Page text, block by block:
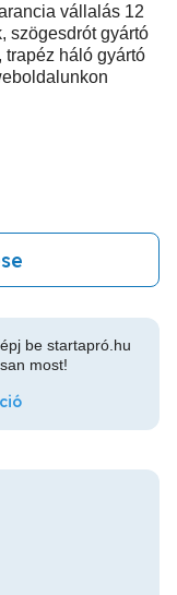
vállalás 12
szögesdrót gyártó
trapéz háló gyártó
be startapró.hu
most!